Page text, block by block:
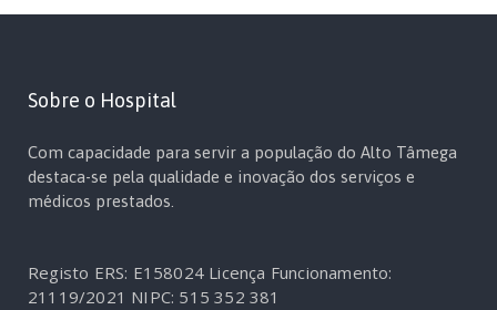
Sobre o Hospital
Com capacidade para servir a população do Alto Tâmega
destaca-se pela qualidade e inovação dos serviços e
médicos prestados.
Registo ERS: E158024 Licença Funcionamento:
21119/2021 NIPC: 515 352 381